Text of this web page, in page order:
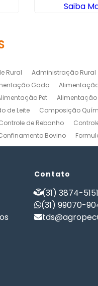
Saiba
Rural Administração Rural
Gado
Pet
de Leite
Composição
de Rebanho
Bovino
para Galinhas
de Corte
Formulação
Gerenciamento Rural
Vacas Leiteiras
Rural
Software de
Contato
(31) 3874-5151
(31) 99070-